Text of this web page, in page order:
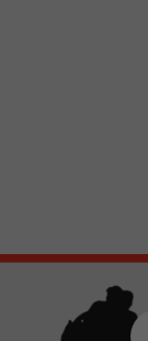
locale vous
Player
00:00